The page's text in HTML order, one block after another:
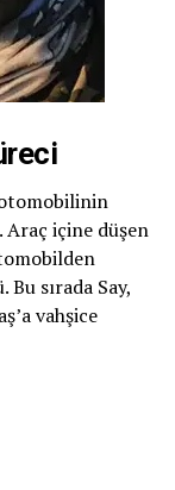
otomobilinin
Araç içine düşen
sırada Say,
vahşice